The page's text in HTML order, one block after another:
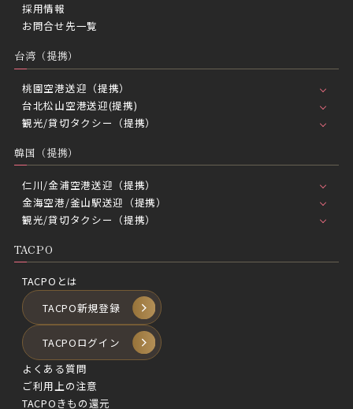
採用情報
お問合せ先一覧
台湾（提携）
桃園空港送迎（提携）
台北松山空港送迎(提携)
観光/貸切タクシー（提携）
韓国（提携）
仁川/金浦空港送迎（提携）
金海空港/釜山駅送迎（提携）
観光/貸切タクシー（提携）
TACPO
TACPOとは
TACPO新規登録
TACPOログイン
よくある質問
ご利用上の注意
TACPOきもの還元